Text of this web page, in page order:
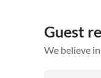
Guest
We believe